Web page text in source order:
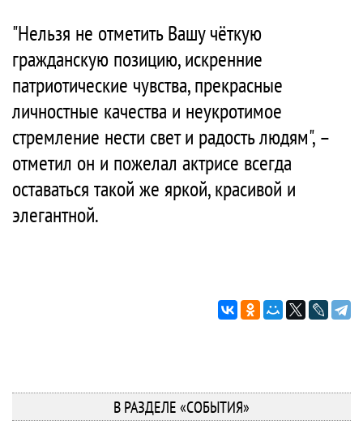
"Нельзя не отметить Вашу чёткую
гражданскую позицию, искренние
патриотические чувства, прекрасные
личностные качества и неукротимое
стремление нести свет и радость людям", –
отметил он и пожелал актрисе всегда
оставаться такой же яркой, красивой и
элегантной.
В РАЗДЕЛЕ «СОБЫТИЯ»